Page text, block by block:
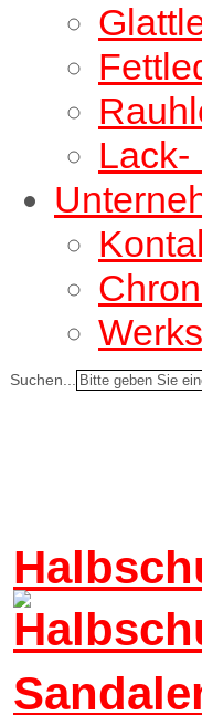
Lack-
Suchen...